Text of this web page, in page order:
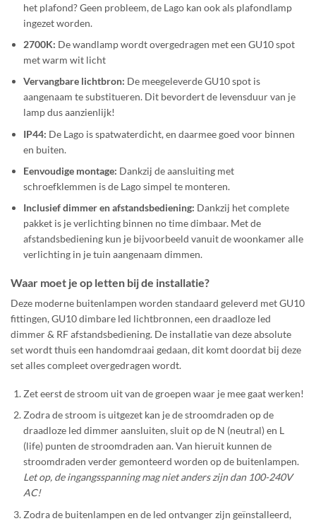
het plafond? Geen probleem, de Lago kan ook als plafondlamp
ingezet worden.
2700K: De wandlamp wordt overgedragen met een GU10 spot
met warm wit licht
Vervangbare lichtbron: De meegeleverde GU10 spot is
aangenaam te substitueren. Dit bevordert de levensduur van je
lamp dus aanzienlijk!
IP44: De Lago is spatwaterdicht, en daarmee goed voor binnen
en buiten.
Eenvoudige montage: Dankzij de aansluiting met
schroefklemmen is de Lago simpel te monteren.
Inclusief dimmer en afstandsbediening: Dankzij het complete
pakket is je verlichting binnen no time dimbaar. Met de
afstandsbediening kun je bijvoorbeeld vanuit de woonkamer alle
verlichting in je tuin aangenaam dimmen.
Waar moet je op letten bij de installatie?
Deze moderne buitenlampen worden standaard geleverd met GU10
fittingen, GU10 dimbare led lichtbronnen, een draadloze led
dimmer & RF afstandsbediening. De installatie van deze absolute
set wordt thuis een handomdraai gedaan, dit komt doordat bij deze
set alles compleet overgedragen wordt.
Zet eerst de stroom uit van de groepen waar je mee gaat werken!
Zodra de stroom is uitgezet kan je de stroomdraden op de
draadloze led dimmer aansluiten, sluit op de N (neutral) en L
(life) punten de stroomdraden aan. Van hieruit kunnen de
stroomdraden verder gemonteerd worden op de buitenlampen.
Let op, de ingangsspanning mag niet anders zijn dan 100-240V
AC!
Zodra de buitenlampen en de led ontvanger zijn geïnstalleerd,